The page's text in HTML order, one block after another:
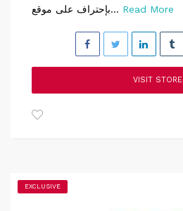
بإحتراف على موقع... Read More
VISIT STORE
EXCLUSIVE